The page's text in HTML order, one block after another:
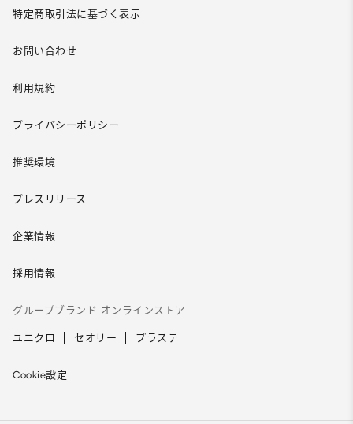
特定商取引法に基づく表示
お問い合わせ
利用規約
プライバシーポリシー
推奨環境
プレスリリース
企業情報
採用情報
グループブランド オンラインストア
ユニクロ セオリー プラステ
Cookie設定